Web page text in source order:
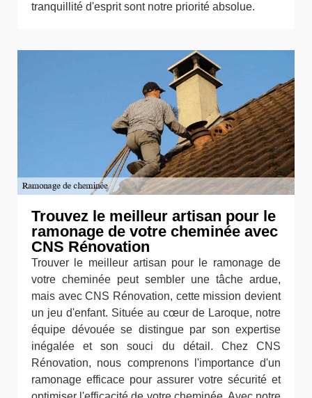
tranquillité d'esprit sont notre priorité absolue.
Trouvez le meilleur artisan pour le
ramonage de votre cheminée avec
CNS Rénovation
Trouver le meilleur artisan pour le ramonage de
votre cheminée peut sembler une tâche ardue,
mais avec CNS Rénovation, cette mission devient
un jeu d'enfant. Située au cœur de Laroque, notre
équipe dévouée se distingue par son expertise
inégalée et son souci du détail. Chez CNS
Rénovation, nous comprenons l'importance d'un
ramonage efficace pour assurer votre sécurité et